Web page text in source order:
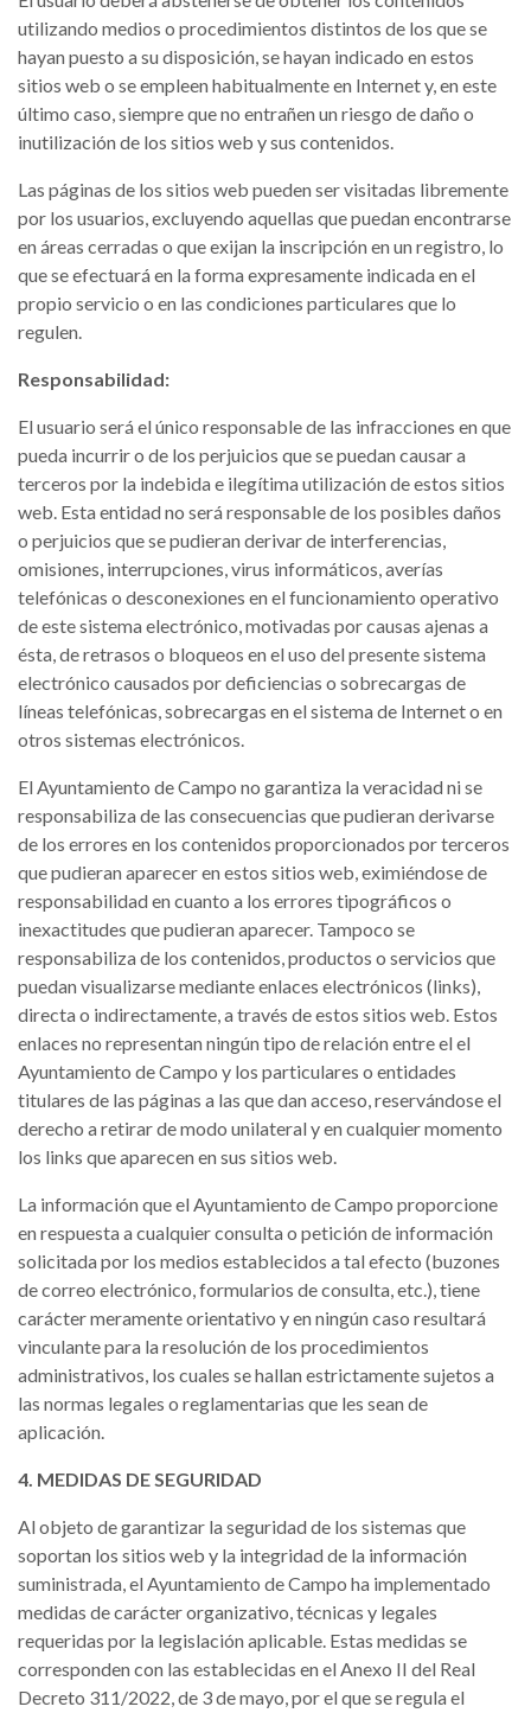
utilizando medios o procedimientos distintos de los que se
hayan puesto a su disposición, se hayan indicado en estos
sitios web o se empleen habitualmente en Internet y, en este
último caso, siempre que no entrañen un riesgo de daño o
inutilización de los sitios web y sus contenidos.
Las páginas de los sitios web pueden ser visitadas libremente
por los usuarios, excluyendo aquellas que puedan encontrarse
en áreas cerradas o que exijan la inscripción en un registro, lo
que se efectuará en la forma expresamente indicada en el
propio servicio o en las condiciones particulares que lo
regulen.
Responsabilidad:
El usuario será el único responsable de las infracciones en que
pueda incurrir o de los perjuicios que se puedan causar a
terceros por la indebida e ilegítima utilización de estos sitios
web. Esta entidad no será responsable de los posibles daños
o perjuicios que se pudieran derivar de interferencias,
omisiones, interrupciones, virus informáticos, averías
telefónicas o desconexiones en el funcionamiento operativo
de este sistema electrónico, motivadas por causas ajenas a
ésta, de retrasos o bloqueos en el uso del presente sistema
electrónico causados por deficiencias o sobrecargas de
líneas telefónicas, sobrecargas en el sistema de Internet o en
otros sistemas electrónicos.
El Ayuntamiento de Campo no garantiza la veracidad ni se
responsabiliza de las consecuencias que pudieran derivarse
de los errores en los contenidos proporcionados por terceros
que pudieran aparecer en estos sitios web, eximiéndose de
responsabilidad en cuanto a los errores tipográficos o
inexactitudes que pudieran aparecer. Tampoco se
responsabiliza de los contenidos, productos o servicios que
puedan visualizarse mediante enlaces electrónicos (links),
directa o indirectamente, a través de estos sitios web. Estos
enlaces no representan ningún tipo de relación entre el el
Ayuntamiento de Campo y los particulares o entidades
titulares de las páginas a las que dan acceso, reservándose el
derecho a retirar de modo unilateral y en cualquier momento
los links que aparecen en sus sitios web.
La información que el Ayuntamiento de Campo proporcione
en respuesta a cualquier consulta o petición de información
solicitada por los medios establecidos a tal efecto (buzones
de correo electrónico, formularios de consulta, etc.), tiene
carácter meramente orientativo y en ningún caso resultará
vinculante para la resolución de los procedimientos
administrativos, los cuales se hallan estrictamente sujetos a
las normas legales o reglamentarias que les sean de
aplicación.
4. MEDIDAS DE SEGURIDAD
Al objeto de garantizar la seguridad de los sistemas que
soportan los sitios web y la integridad de la información
suministrada, el Ayuntamiento de Campo ha implementado
medidas de carácter organizativo, técnicas y legales
requeridas por la legislación aplicable. Estas medidas se
corresponden con las establecidas en el Anexo II del Real
Decreto 311/2022, de 3 de mayo, por el que se regula el